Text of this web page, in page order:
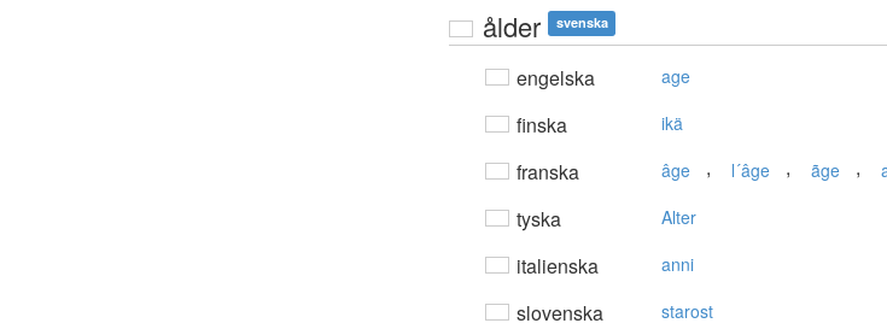
ålder svenska
engelska age
finska ikä
franska âge , l´âge , ãge ,
tyska Alter
italienska anni
slovenska starost